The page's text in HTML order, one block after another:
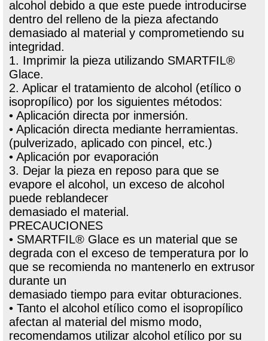
alcohol debido a que este puede introducirse
dentro del relleno de la pieza afectando
demasiado al material y comprometiendo su
integridad.
1. Imprimir la pieza utilizando SMARTFIL®
Glace.
2. Aplicar el tratamiento de alcohol (etílico o
isopropílico) por los siguientes métodos:
• Aplicación directa por inmersión.
• Aplicación directa mediante herramientas.
(pulverizado, aplicado con pincel, etc.)
• Aplicación por evaporación
3. Dejar la pieza en reposo para que se
evapore el alcohol, un exceso de alcohol
puede reblandecer
demasiado el material.
PRECAUCIONES
• SMARTFIL® Glace es un material que se
degrada con el exceso de temperatura por lo
que se recomienda no mantenerlo en extrusor
durante un
demasiado tiempo para evitar obturaciones.
• Tanto el alcohol etílico como el isopropílico
afectan al material del mismo modo,
recomendamos utilizar alcohol etílico por su